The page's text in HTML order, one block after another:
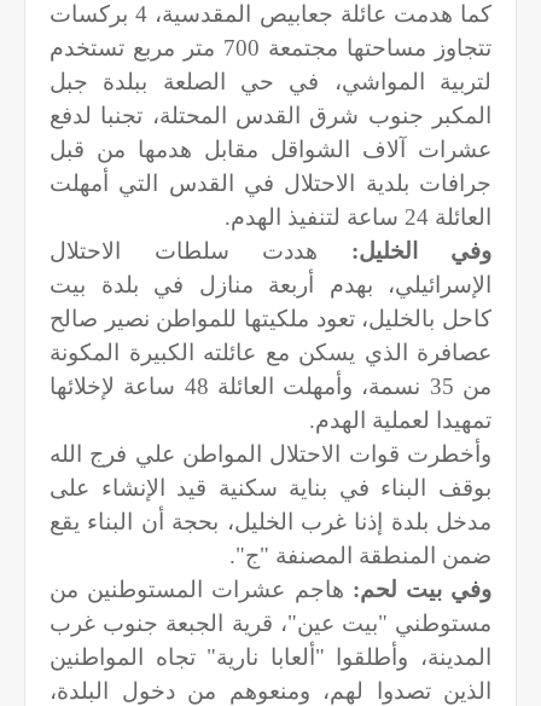
كما هدمت عائلة جعابيص المقدسية، 4 بركسات
تتجاوز مساحتها مجتمعة 700 متر مربع تستخدم
لتربية المواشي، في حي الصلعة ببلدة جبل
المكبر جنوب شرق القدس المحتلة، تجنبا لدفع
عشرات آلاف الشواقل مقابل هدمها من قبل
جرافات بلدية الاحتلال في القدس التي أمهلت
العائلة 24 ساعة لتنفيذ الهدم.
وفي الخليل: هددت سلطات الاحتلال
الإسرائيلي، بهدم أربعة منازل في بلدة بيت
كاحل بالخليل، تعود ملكيتها للمواطن نصير صالح
عصافرة الذي يسكن مع عائلته الكبيرة المكونة
من 35 نسمة، وأمهلت العائلة 48 ساعة لإخلائها
تمهيدا لعملية الهدم.
وأخطرت قوات الاحتلال المواطن علي فرج الله
بوقف البناء في بناية سكنية قيد الإنشاء على
مدخل بلدة إذنا غرب الخليل، بحجة أن البناء يقع
ضمن المنطقة المصنفة "ج".
وفي بيت لحم: هاجم عشرات المستوطنين من
مستوطني "بيت عين"، قرية الجبعة جنوب غرب
المدينة، وأطلقوا "ألعابا نارية" تجاه المواطنين
الذين تصدوا لهم، ومنعوهم من دخول البلدة،